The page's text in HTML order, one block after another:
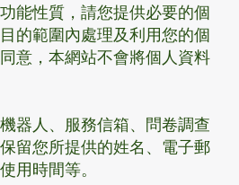
能性質，請您提供必要的個
的範圍內處理及利用您的個
意，本網站不會將個人資料
器人、服務信箱、問卷調查
留您所提供的姓名、電子郵
用時間等。